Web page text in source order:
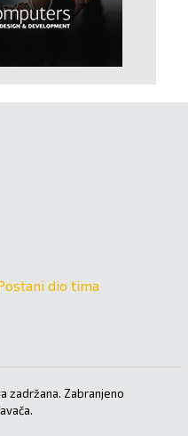
dio tima
zadržana. Zabranjeno